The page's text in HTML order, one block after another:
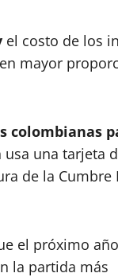
el costo de los
mayor
colombianas
una tarjeta
de la Cumbre
el próximo
la partida más